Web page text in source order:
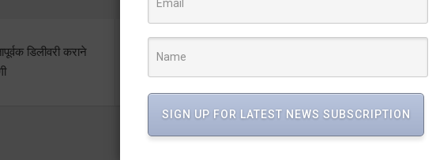
डिलीवरी कराने
बच्चियां चुराने का आरोप लगाकर युवकों ने साधू को दौड़ा-दौड़ा कर
SIGN UP FOR LATEST NEWS SUBSCRIPTION